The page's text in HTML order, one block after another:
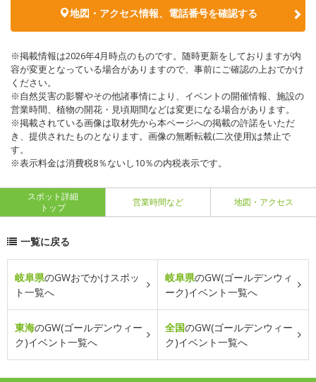
地図・アクセス情報、電話番号を確認する
※掲載情報は2026年4月時点のものです。随時更新をしておりますが内
容が変更となっている場合がありますので、事前にご確認の上おでかけ
ください。
※自然災害の影響やその他諸事情により、イベントの開催情報、施設の
営業時間、植物の開花・見頃期間などは変更になる場合があります。
※掲載されている画像は取材先から本ページへの掲載の許諾をいただ
き、提供されたものとなります。画像の無断転載(二次使用)は禁止で
す。
※表示料金は消費税8％ないし10％の内税表示です。
スポット詳細
トップ
営業時間など 地図・アクセス
一覧に戻る
岐阜県のGWおでかけスポッ
ト一覧へ
岐阜県のGW(ゴールデンウィ
ーク)イベント一覧へ
東海のGW(ゴールデンウィー
ク)イベント一覧へ
全国のGW(ゴールデンウィー
ク)イベント一覧へ